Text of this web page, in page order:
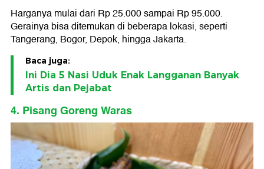
Harganya mulai dari Rp 25.000 sampai Rp 95.000.
Gerainya bisa ditemukan di beberapa lokasi, seperti
Tangerang, Bogor, Depok, hingga Jakarta.
Baca juga:
Ini Dia 5 Nasi Uduk Enak Langganan Banyak
Artis dan Pejabat
4. Pisang Goreng Waras